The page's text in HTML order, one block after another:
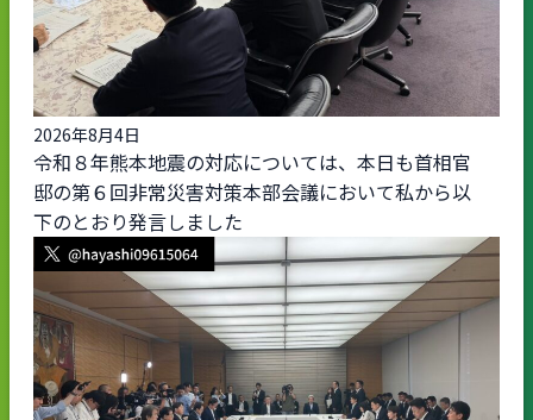
2026年8月4日
令和８年熊本地震の対応については、本日も首相官
邸の第６回非常災害対策本部会議において私から以
下のとおり発言しました